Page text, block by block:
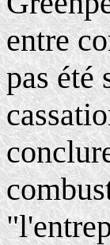
entre
pas été